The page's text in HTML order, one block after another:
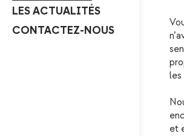
LES ACTUALITÉS
CONTACTEZ-NOUS
les
et